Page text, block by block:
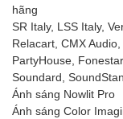
hãng
SR Italy, LSS Italy,
Relacart, CMX
PartyHouse,
Soundard,
Ánh sáng Nowlit Pro
Ánh sáng Color